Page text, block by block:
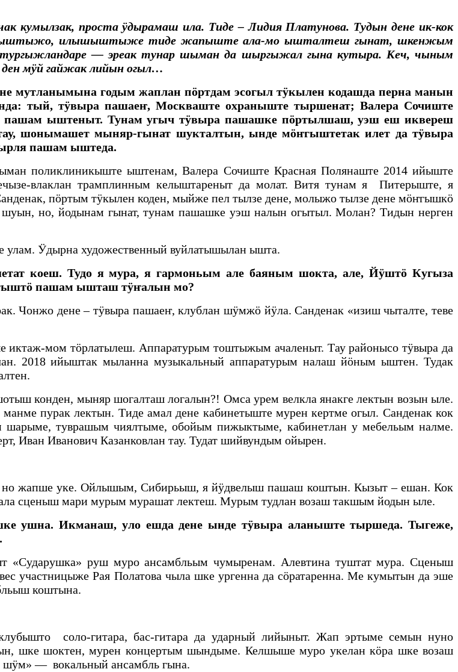
кумылзак, проста ӱдырамаш ила. Тиде – Лидия Платунова. Тудын дене ик-кок
илышыштыже тиде жапыште ала-мо ышталтеш гынат, шкенжым
— эреак тунар шыман да шыргыжал гына кутыра. Кеч, чыным
мӱй гайжак лийын огыл…
мутланымына годым жаплан пӧртдам эсогыл тӱкылен кодашда перна манын
тый, тӱвыра пашаеҥ, Москваште охраныште тыршенат; Валера Сочиште
пашам ыштеныт. Тунам угыч тӱвыра пашашке пӧртылшаш, уэш еш иквереш
мыняр-гынат шукталтын, ынде мӧҥгыштетак илет да тӱвыра
пашам ыштеда.
поликлиникыште ыштенам, Валера Сочиште Красная Полянаште 2014 ийыште
влаклан трамплинным келыштареныт да молат. Витя тунам я Питерыште, я
пӧртым тӱкылен коден, мыйже пел тылзе дене, молыжо тылзе дене мӧҥгышкӧ
но, йодынам гынат, тунам пашашке уэш налын огытыл. Молан? Тидын нерген
улам. Ӱдырна художественный вуйлатышылан ышта.
коеш. Тудо я мура, я гармоньым але баяным шокта, але, Йӱштӧ Кугыза
пашам ышташ тӱҥалын мо?
Чонжо дене – тӱвыра пашаеҥ, клублан шӱмжӧ йӱла. Санденак «изиш чыталте, теве
мом тӧрлатылеш. Аппаратурым тоштыжым ачаленыт. Тау районысо тӱвыра да
2018 ийыштак мыланна музыкальный аппаратурым налаш йӧным ыштен. Тудак
конден, мыняр шогалташ логалын?! Омса урем велкла янакге лектын возын ыле.
пурак лектын. Тиде амал дене кабинетыште мурен кертме огыл. Санденак кок
шарыме, туврашым чиялтыме, обойым пижыктыме, кабинетлан у мебельым налме.
Иван Иванович Казанковлан тау. Тудат шийвундым ойырен.
жапше уке. Ойлышым, Сибирьыш, я йӱдвелыш пашаш коштын. Кызыт – ешан. Кок
сценыш мари мурым мурашат лектеш. Мурым тудлан возаш такшым йодын ыле.
ушна. Икманаш, уло ешда дене ынде тӱвыра аланыште тыршеда. Тыгеже,
руш муро ансамбльым чумыренам. Алевтина туштат мура. Сценыш
участницыже Рая Полатова чыла шке ургенна да сӧратаренна. Ме кумытын да эше
коштына.
соло-гитара, бас-гитара да ударный лийыныт. Жап эртыме семын нуно
шке шоктен, мурен концертым шындыме. Келшыше муро укелан кӧра шке возаш
шӱм» — вокальный ансамбль гына.